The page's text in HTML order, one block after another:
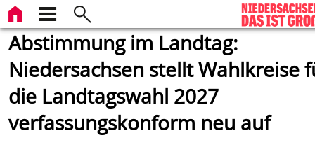
Abstimmung im Landtag:
Niedersachsen stellt Wahlkreise
die Landtagswahl 2027
verfassungskonform neu auf